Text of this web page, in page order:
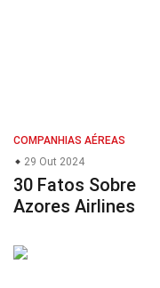
COMPANHIAS AÉREAS
29 Out 2024
30 Fatos Sobre
Azores Airlines